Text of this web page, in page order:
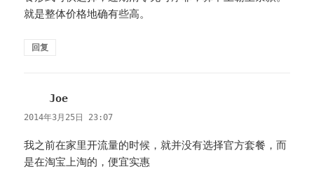
就是整体价格地确有些高。
回复
Joe
道：
2014年3月25日 23:07
我之前在家里开流量的时候，就并没有选择官方套餐，而
是在淘宝上淘的，便宜实惠